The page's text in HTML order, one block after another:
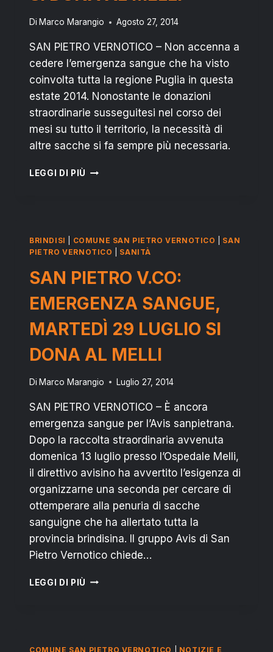
Di Marco Marangio Agosto 27, 2014
SAN PIETRO VERNOTICO – Non accenna a
cedere l’emergenza sangue che ha visto
coinvolta tutta la regione Puglia in questa
estate 2014. Nonostante le donazioni
straordinarie susseguitesi nel corso dei
mesi su tutto il territorio, la necessità di
altre sacche si fa sempre più necessaria.
LEGGI DI PIÙ AVIS
MELLI
BRINDISI COMUNE SAN PIETRO VERNOTICO
SAN
PIETRO VERNOTICO
SANITÀ
SAN PIETRO V.CO:
EMERGENZA SANGUE,
MARTEDÌ 29 LUGLIO SI
DONA AL MELLI
Di Marco Marangio Luglio 27, 2014
SAN PIETRO VERNOTICO – È ancora
emergenza sangue per l’Avis sanpietrana.
Dopo la raccolta straordinaria avvenuta
domenica 13 luglio presso l’Ospedale Melli,
il direttivo avisino ha avvertito l’esigenza di
organizzarne una seconda per cercare di
ottemperare alla penuria di sacche
sanguigne che ha allertato tutta la
provincia brindisina. Il gruppo Avis di San
Pietro Vernotico chiede…
LEGGI DI PIÙ SAN
COMUNE SAN PIETRO VERNOTICO
NOTIZIE E